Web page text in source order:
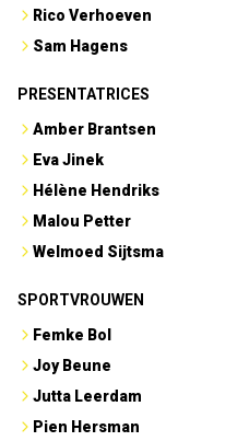
Rico Verhoeven
Sam Hagens
PRESENTATRICES
Amber Brantsen
Eva Jinek
Hélène Hendriks
Malou Petter
Welmoed Sijtsma
SPORTVROUWEN
Femke Bol
Joy Beune
Jutta Leerdam
Pien Hersman